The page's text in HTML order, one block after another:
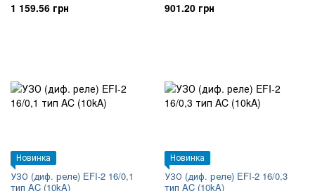
1 159.56 грн 901.20 грн
Новинка
УЗО (диф. реле) EFI-2 16/0,1
тип AC (10kA)
Новинка
УЗО (диф. реле) EFI-2 16/0,3
тип AC (10kA)